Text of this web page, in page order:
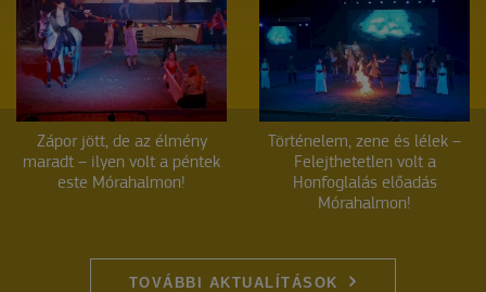
Zápor jött, de az élmény
maradt – ilyen volt a péntek
este Mórahalmon!
Történelem, zene és lélek –
Felejthetetlen volt a
Honfoglalás előadás
Mórahalmon!
TOVÁBBI AKTUALÍTÁSOK